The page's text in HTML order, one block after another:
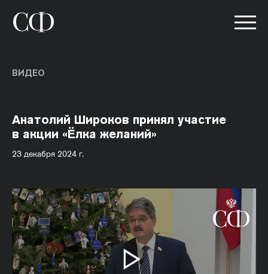
ВИДЕО
Анатолий Широков принял участие
в акции «Ёлка желаний»
23 декабря 2024 г.